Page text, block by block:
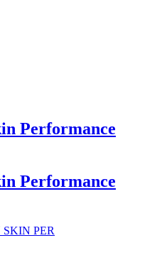
Performance
Performance